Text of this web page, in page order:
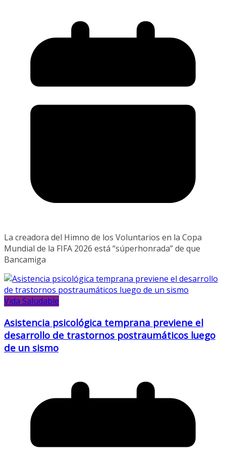
La creadora del Himno de los Voluntarios en la Copa
Mundial de la FIFA 2026 está “súperhonrada” de que
Bancamiga
Vida Saludable
Asistencia psicológica temprana previene el
desarrollo de trastornos postraumáticos luego
de un sismo